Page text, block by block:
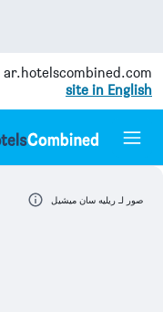
ar.hotelscombined.com
site in English
صور لـ ريليه سان ميشيل